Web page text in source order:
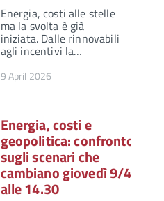
Energia, costi alle stelle
ma la svolta è già
iniziata. Dalle rinnovabili
agli incentivi la…
9 April 2026
Energia, costi e
geopolitica: confronto
sugli scenari che
cambiano giovedì 9/4
alle 14.30